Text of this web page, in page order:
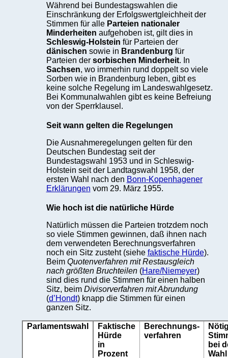
Während bei Bundestagswahlen die
Einschränkung der Erfolgswertgleichheit der
Stimmen für alle Parteien nationaler
Minderheiten aufgehoben ist, gilt dies in
Schleswig-Holstein für Parteien der
dänischen sowie in Brandenburg für
Parteien der sorbischen Minderheit. In
Sachsen, wo immerhin rund doppelt so viele
Sorben wie in Brandenburg leben, gibt es
keine solche Regelung im Landeswahlgesetz.
Bei Kommunalwahlen gibt es keine Befreiung
von der Sperrklausel.
Seit wann gelten die Regelungen
Die Ausnahmeregelungen gelten für den
Deutschen Bundestag seit der
Bundestagswahl 1953 und in Schleswig-
Holstein seit der Landtagswahl 1958, der
ersten Wahl nach den Bonn-Kopenhagener
Erklärungen vom 29. März 1955.
Wie hoch ist die natürliche Hürde
Natürlich müssen die Parteien trotzdem noch
so viele Stimmen gewinnen, daß ihnen nach
dem verwendeten Berechnungsverfahren
noch ein Sitz zusteht (siehe faktische Hürde).
Beim Quotenverfahren mit Restausgleich
nach größten Bruchteilen(Hare/Niemeyer)
sind dies rund die Stimmen für einen halben
Sitz, beim Divisorverfahren mit Abrundung
(d’Hondt) knapp die Stimmen für einen
ganzen Sitz.
Parlamentswahl
Faktische
Hürde
in
Prozent
Berechnungs-
verfahren
bei